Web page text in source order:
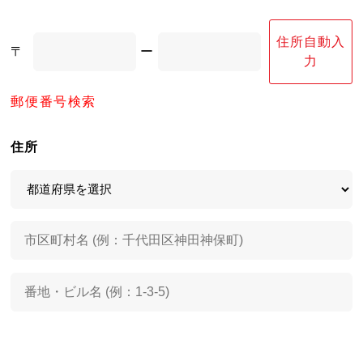
〒 ー
住所自動入
力
郵便番号検索
住所